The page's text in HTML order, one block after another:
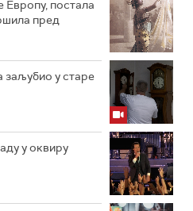
Европу, постала
пред
у старе
у оквиру